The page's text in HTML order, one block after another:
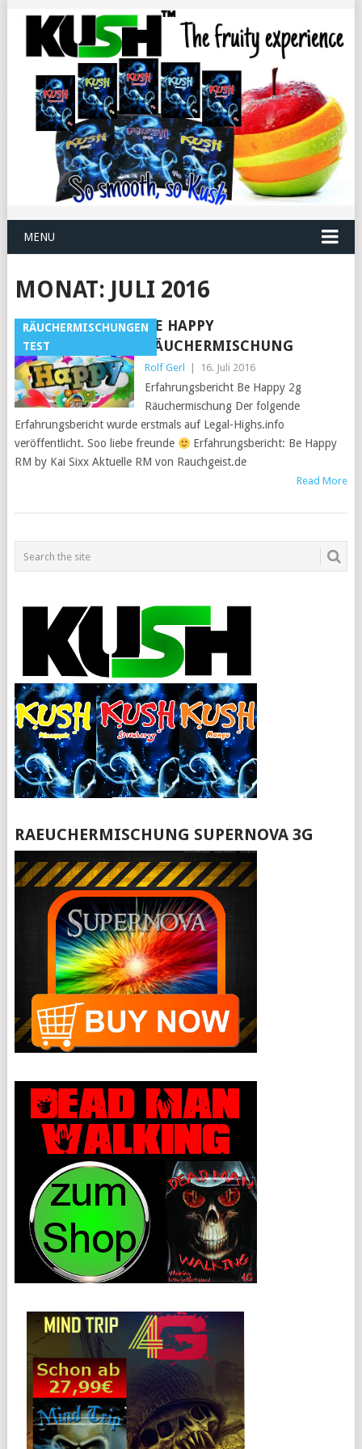
MENU
MONAT: JULI 2016
RÄUCHERMISCHUNGEN
TEST
BE HAPPY
RÄUCHERMISCHUNG
Rolf Gerl 16. Juli 2016
Erfahrungsbericht Be Happy 2g
Räuchermischung Der folgende
Erfahrungsbericht wurde erstmals auf Legal-Highs.info
veröffentlicht. Soo liebe freunde
Erfahrungsbericht: Be Happy
RM by Kai Sixx Aktuelle RM von Rauchgeist.de
Read More
RAEUCHERMISCHUNG SUPERNOVA 3G